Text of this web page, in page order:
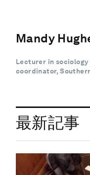
Mandy
Lecturer in
coordinator,
最新記事